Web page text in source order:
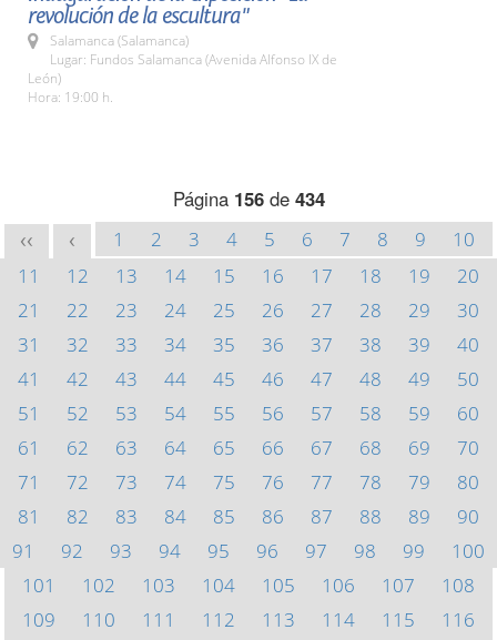
revolución de la escultura"
Salamanca (Salamanca)
Lugar: Fundos Salamanca (Avenida Alfonso IX de
León)
Hora: 19:00 h.
Página 156de 434
<< < 1 2 3 4 5 6 7 8 9
10
11
12 13 14 15 16 17 18 19
20
21
22 23 24 25 26 27 28 29
30
31
32 33 34 35 36 37 38 39
40
41
42 43 44 45 46 47 48 49
50
51
52 53 54 55 56 57 58 59
60
61
62 63 64 65 66 67 68 69
70
71
72 73 74 75 76 77 78 79
80
81
82 83 84 85 86 87 88 89
90
91
92 93 94 95 96 97 98 99
100
101
102 103 104 105 106 107
108
109
110 111 112 113 114 115
116